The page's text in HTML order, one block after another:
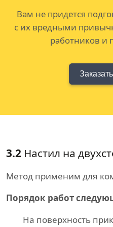
Вам не придется
с их вредными
работников и
3.2 Настил на
Метод применим для
Порядок работ
На поверхность